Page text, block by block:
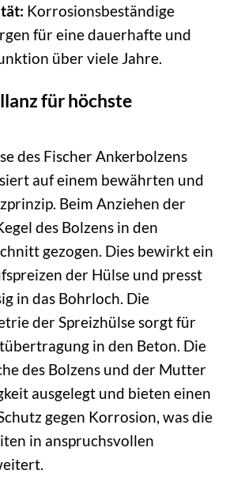
Korrosionsbeständige
für eine dauerhafte und
über viele Jahre.
für höchste
des Fischer Ankerbolzens
auf einem bewährten und
Beim Anziehen der
des Bolzens in den
gezogen. Dies bewirkt ein
der Hülse und presst
in das Bohrloch. Die
der Spreizhülse sorgt für
in den Beton. Die
des Bolzens und der Mutter
ausgelegt und bieten einen
gegen Korrosion, was die
in anspruchsvollen